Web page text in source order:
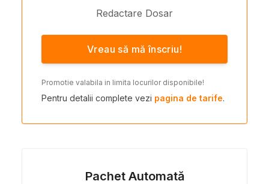
Redactare Dosar
Vreau să mă înscriu!
Promotie valabila in limita locurilor disponibile!
Pentru detalii complete vezi pagina de tarife.
Pachet Automată